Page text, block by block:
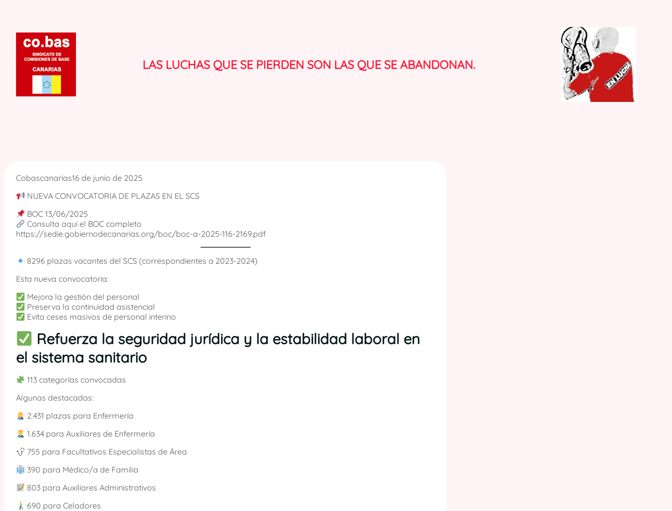
LAS LUCHAS QUE SE PIERDEN SON LAS QUE SE ABANDONAN.
Cobascanarias16 de junio de 2025
NUEVA CONVOCATORIA DE PLAZAS EN EL SCS
BOC 13/06/2025
Consulta aquí el BOC completo
https://sedie.gobiernodecanarias.org/boc/boc-a-2025-116-2169.pdf
8296 plazas vacantes del SCS (correspondientes a 2023-2024)
Esta nueva convocatoria:
Mejora la gestión del personal
Preserva la continuidad asistencial
Evita ceses masivos de personal interino
Refuerza la seguridad jurídica y la estabilidad laboral en
el sistema sanitario
113 categorías convocadas
Algunas destacadas:
2.431 plazas para Enfermería
1.634 para Auxiliares de Enfermería
755 para Facultativos Especialistas de Área
390 para Médico/a de Familia
803 para Auxiliares Administrativos
690 para Celadores